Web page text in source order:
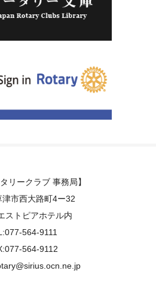
リークラブ 事務局】
津市西大路町4ー32
ストピアホテル内
564-9111
564-9112